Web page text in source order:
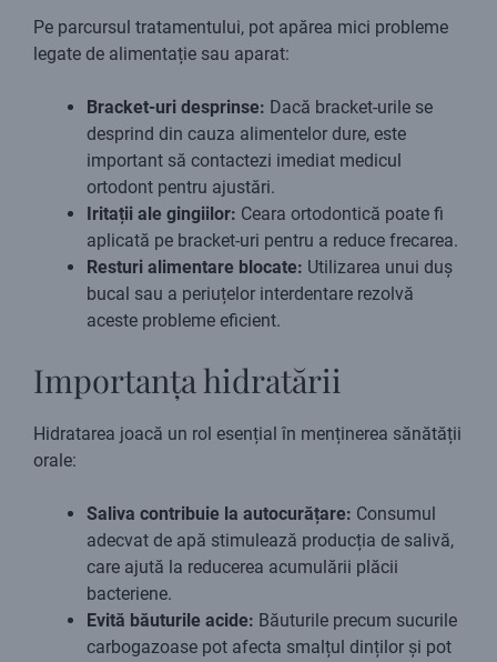
Pe parcursul tratamentului, pot apărea mici probleme
legate de alimentație sau aparat:
Bracket-uri desprinse: Dacă bracket-urile se
desprind din cauza alimentelor dure, este
important să contactezi imediat medicul
ortodont pentru ajustări.
Iritații ale gingiilor: Ceara ortodontică poate fi
aplicată pe bracket-uri pentru a reduce frecarea.
Resturi alimentare blocate: Utilizarea unui duș
bucal sau a periuțelor interdentare rezolvă
aceste probleme eficient.
Importanța hidratării
Hidratarea joacă un rol esențial în menținerea sănătății
orale:
Saliva contribuie la autocurățare: Consumul
adecvat de apă stimulează producția de salivă,
care ajută la reducerea acumulării plăcii
bacteriene.
Evită băuturile acide: Băuturile precum sucurile
carbogazoase pot afecta smalțul dinților și pot